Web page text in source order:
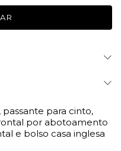
para cinto,
por abotoamento
e bolso casa inglesa